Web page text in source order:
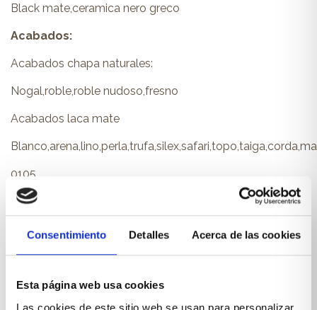
Consentimiento Detalles Acerca de las cookies
Esta página web usa cookies
Las cookies de este sitio web se usan para personalizar
Black mate,ceramica nero greco
Acabados:
Acabados chapa naturales:
Nogal,roble,roble nudoso,fresno
Acabados laca mate
0105
Perfecto para:
Si buscas un aparador diferente.